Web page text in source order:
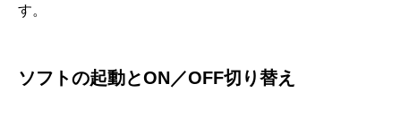
す。
ソフトの起動とON／OFF切り替え